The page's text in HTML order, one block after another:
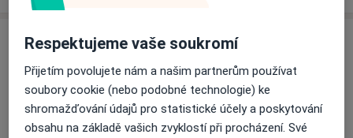
Respektujeme vaše soukromí
Přijetím povolujete nám a našim partnerům používat
soubory cookie (nebo podobné technologie) ke
shromažďování údajů pro statistické účely a poskytování
obsahu na základě vašich zvyklostí při procházení. Své